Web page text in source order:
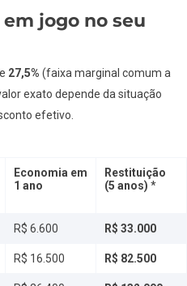
jogo no seu
27,5% (faixa marginal comum a
exato depende da situação
efetivo.
Economia em
1 ano
Restituição
(5 anos) *
R$ 6.600 R$ 33.000
R$ 16.500 R$ 82.500